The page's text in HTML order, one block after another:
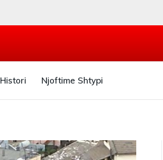
Histori Njoftime Shtypi